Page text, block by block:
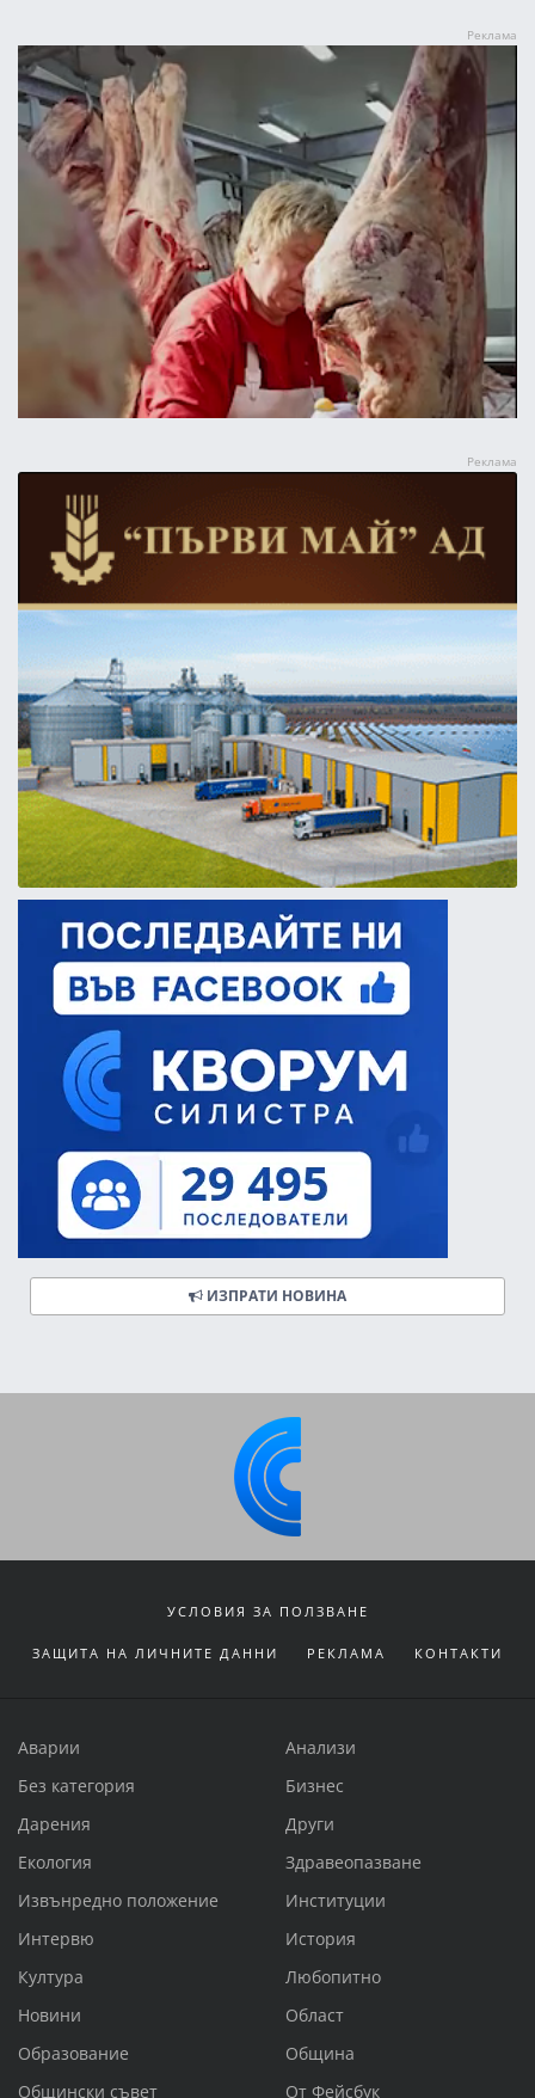
ИЗПРАТИ НОВИНА
УСЛОВИЯ ЗА ПОЛЗВАНЕ
ЗАЩИТА НА ЛИЧНИТЕ ДАННИ РЕКЛАМА КОНТАКТИ
Аварии
Анализи
Без категория
Бизнес
Дарения
Други
Екология
Здравеопазване
Извънредно положение
Институции
Интервю
История
Култура
Любопитно
Новини
Област
Образование
Община
Общински съвет
От Фейсбук